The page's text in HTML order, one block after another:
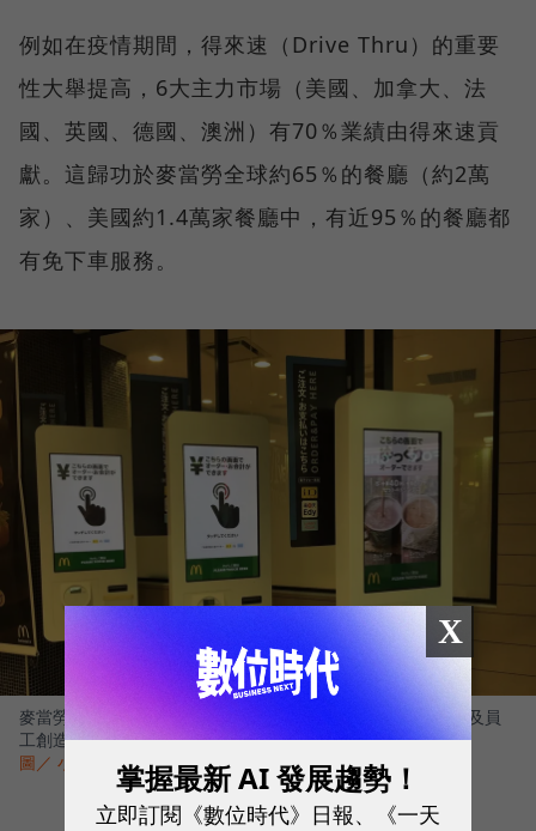
例如在疫情期間，得來速（Drive Thru）的重要
性大舉提高，6大主力市場（美國、加拿大、法
國、英國、德國、澳洲）有70％業績由得來速貢
獻。這歸功於麥當勞全球約65％的餐廳（約2萬
家）、美國約1.4萬家餐廳中，有近95％的餐廳都
有免下車服務。
麥當勞於2017年併購AI新創Apprente，用這項技術，為顧客及員
工創造個人化的體驗。
圖／ 小路亂逛
X
掌握最新 AI 發展趨勢！
立即訂閱《數位時代》日報、《一天